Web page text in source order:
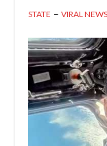
STATE VIRAL NEWS